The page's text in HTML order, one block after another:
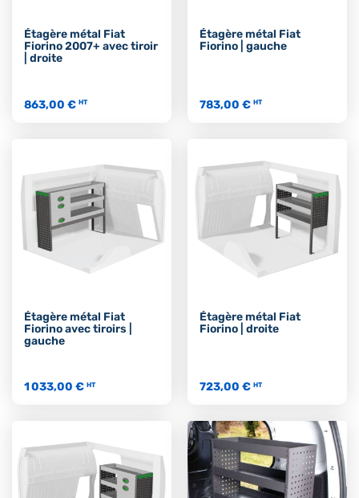
Étagère métal Fiat
Fiorino 2007+ avec tiroir
| droite
863,00 € HT
Étagère métal Fiat
Fiorino | gauche
783,00 € HT
Étagère métal Fiat
Fiorino avec tiroirs |
gauche
1 033,00 € HT
Étagère métal Fiat
Fiorino | droite
723,00 € HT